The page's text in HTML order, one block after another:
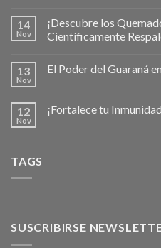
14
Nov
¡Descubre los
Científicamente
13
Nov
El Poder del Guaraná
12
Nov
¡Fortalece tu
TAGS
SUSCRIBIRSE